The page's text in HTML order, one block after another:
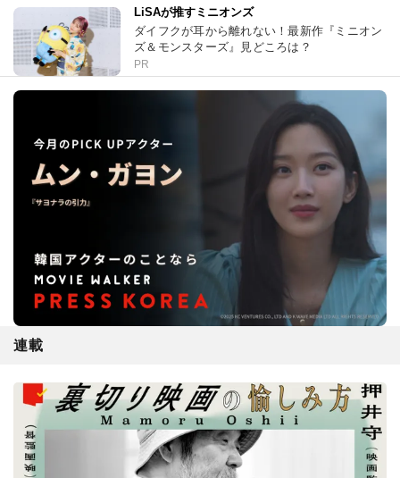
LiSAが推すミニオンズ
ダイフクが耳から離れない！最新作『ミニオン
ズ＆モンスターズ』見どころは？
PR
連載